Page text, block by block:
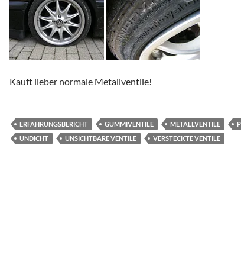
Kauft lieber normale Metallventile!
ERFAHRUNGSBERICHT GUMMIVENTILE METALLVENTILE
UNDICHT
UNSICHTBARE VENTILE VERSTECKTE VENTILE